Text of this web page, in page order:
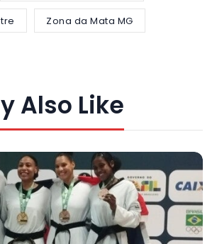
Zona da Mata MG
Also Like